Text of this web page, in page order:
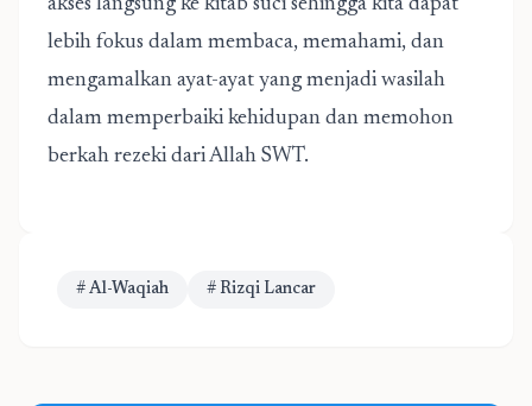
akses langsung ke kitab suci sehingga kita dapat
lebih fokus dalam membaca, memahami, dan
mengamalkan ayat-ayat yang menjadi wasilah
dalam memperbaiki kehidupan dan memohon
berkah rezeki dari Allah SWT.
# Al-Waqiah # Rizqi Lancar